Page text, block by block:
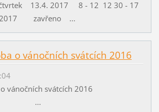
13.4. 2017 8 - 12 12 30 - 17
zavřeno ...
o vánočních svátcích 2016
vánočních svátcích 2016